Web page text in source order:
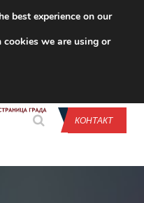
CONTACT US
КОНТАКТ
best experience on our
we are using or